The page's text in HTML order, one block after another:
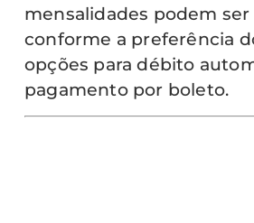
mensalidades podem ser
conforme a preferência
opções para débito
pagamento por boleto.